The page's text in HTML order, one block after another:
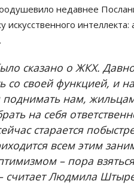
недавнее
искусственного
сказано о ЖКХ.
со своей функцией, и
поднимать нам,
на себя
старается
всем этим
– пора
считает Людмила